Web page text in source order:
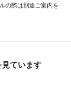
の際は別途ご案内を
見ています